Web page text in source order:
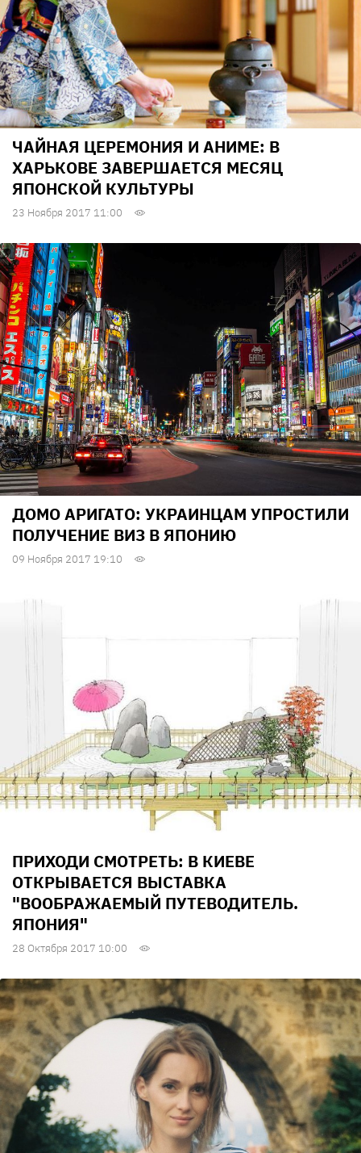
ЧАЙНАЯ ЦЕРЕМОНИЯ И АНИМЕ: В
ХАРЬКОВЕ ЗАВЕРШАЕТСЯ МЕСЯЦ
ЯПОНСКОЙ КУЛЬТУРЫ
23 Ноября 2017 11:00
ДОМО АРИГАТО: УКРАИНЦАМ УПРОСТИЛИ
ПОЛУЧЕНИЕ ВИЗ В ЯПОНИЮ
09 Ноября 2017 19:10
ПРИХОДИ СМОТРЕТЬ: В КИЕВЕ
ОТКРЫВАЕТСЯ ВЫСТАВКА
"ВООБРАЖАЕМЫЙ ПУТЕВОДИТЕЛЬ.
ЯПОНИЯ"
28 Октября 2017 10:00